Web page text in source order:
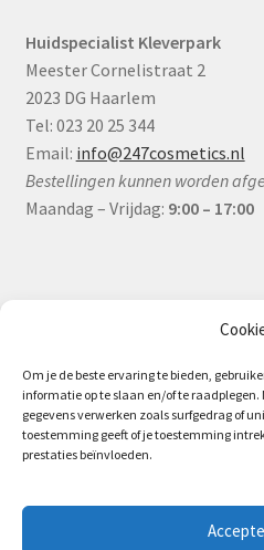
Om je de beste ervaring te bieden,
informatie op te slaan en/of te
gegevens verwerken zoals surfgedrag of
toestemming geeft of je toestemming
prestaties beïnvloeden.
Huidspecialist Kleverpark
Meester Cornelistraat 2
2023 DG Haarlem
Tel: 023 20 25 344
Email: info@247cosmetics.nl
Bestellingen kunnen worden
Maandag – Vrijdag: 9:00 – 17:00
Algemene Voorwaarden (B2B)
Privacy & Cookiebeleid